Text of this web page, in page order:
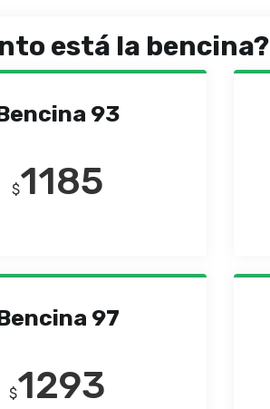
está la bencina?
93
$1185
97
$1293